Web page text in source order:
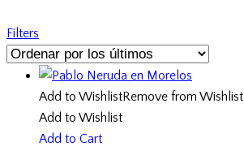
Filters
Add to WishlistRemove from Wishlist
Add to Wishlist
Add to Cart